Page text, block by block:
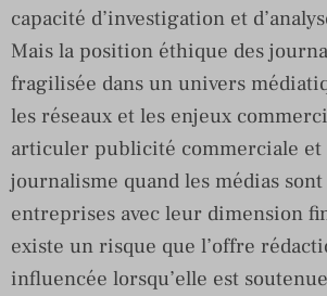
capacité d’investigation et
Mais la position éthique des
fragilisée dans un univers
les réseaux et les enjeux
articuler publicité commerciale et
journalisme quand les médias sont
entreprises avec leur dimension
existe un risque que l’offre
influencée lorsqu’elle est